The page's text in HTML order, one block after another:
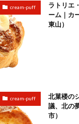
cream-puff
ラトリエ
ーム｜カ
東山）
cream-puff
北菓楼の
議、北の
市）